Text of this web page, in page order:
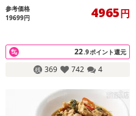
参考価格
19699円
4965円
22.9ポイント還元
369 742 4